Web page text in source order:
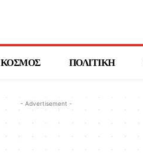
ΚΟΣΜΟΣ ΠΟΛΙΤΙΚΗ
- Advertisement -